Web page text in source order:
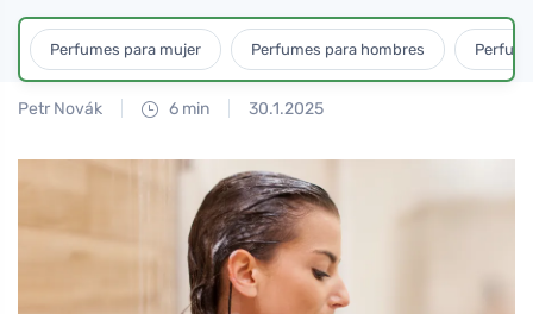
Perfumes para mujer Perfumes para hombres
Petr Novák 6 min 30.1.2025